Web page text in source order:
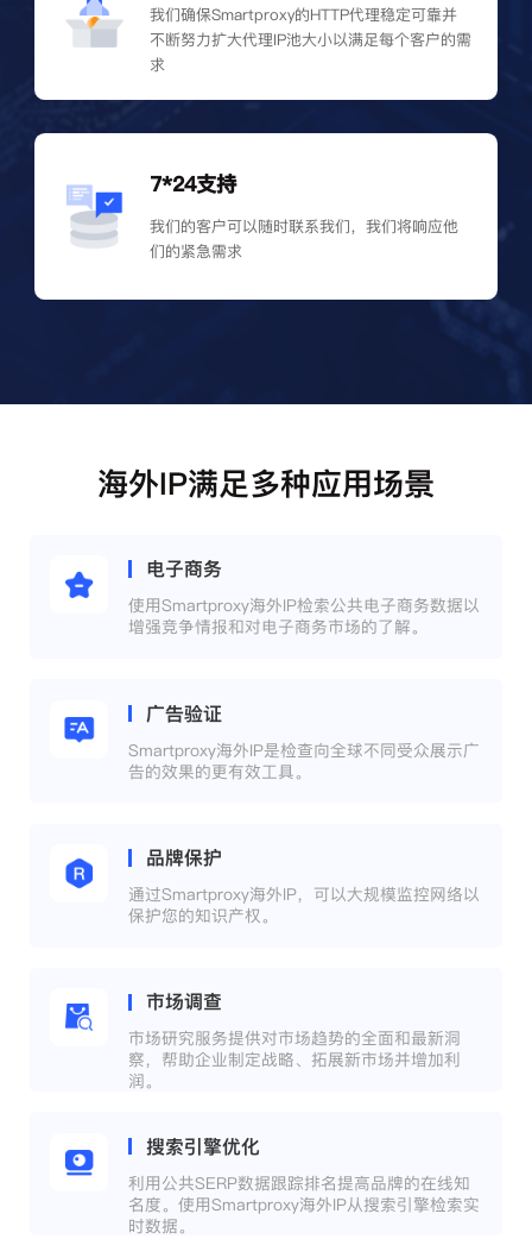
我们确保Smartproxy的HTTP代理稳定可靠并
不断努力扩大代理IP池大小以满足每个客户的需
求
7*24支持
我们的客户可以随时联系我们，我们将响应他
们的紧急需求
海外IP满足多种应用场景
电子商务
使用Smartproxy海外IP检索公共电子商务数据以
增强竞争情报和对电子商务市场的了解。
广告验证
Smartproxy海外IP是检查向全球不同受众展示广
告的效果的更有效工具。
品牌保护
通过Smartproxy海外IP，可以大规模监控网络以
保护您的知识产权。
市场调查
市场研究服务提供对市场趋势的全面和最新洞
察，帮助企业制定战略、拓展新市场并增加利
润。
搜索引擎优化
利用公共SERP数据跟踪排名提高品牌的在线知
名度。使用Smartproxy海外IP从搜索引擎检索实
时数据。